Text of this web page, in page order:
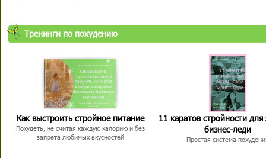
Тренинги по похудению
Как выстроить стройное питание
Похудеть, не считая каждую калорию и без
запрета любимых вкусностей
11 каратов стройности для
бизнес-леди
Простая система